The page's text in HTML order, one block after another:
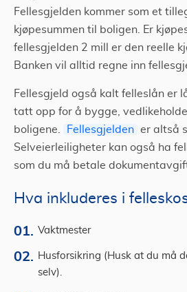
Fellesgjelden kommer som et
kjøpesummen til boligen. Er
fellesgjelden 2 mill er den reelle
Banken vil alltid regne inn
Fellesgjeld også kalt felleslån er
tatt opp for å bygge,
boligene.
Fellesgjelden er altså
Selveierleiligheter kan også ha
som du må betale
Hva inkluderes i
Vaktmester
Husforsikring (Husk at du må
selv).